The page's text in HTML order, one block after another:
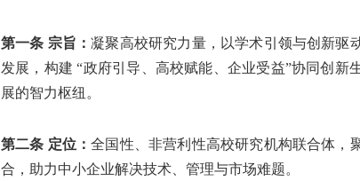
第一条 宗旨：凝聚高校研究力量，以学术引领与创新驱
发展，构建 “政府引导、高校赋能、企业受益”协同创新
展的智力枢纽。
第二条 定位：全国性、非营利性高校研究机构联合体，
合，助力中小企业解决技术、管理与市场难题。